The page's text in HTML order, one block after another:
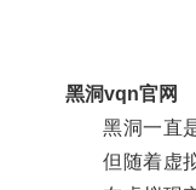
黑洞vqn官网
黑洞一直是
但随着虚拟